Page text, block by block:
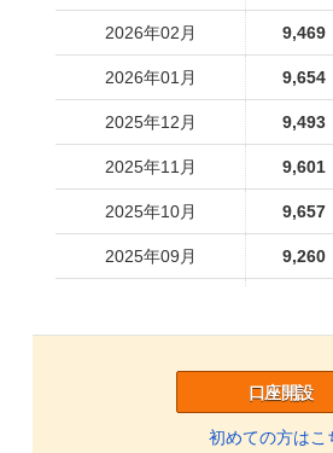
2026年02月 9,469
2026年01月 9,654
2025年12月 9,493
2025年11月 9,601
2025年10月 9,657
2025年09月 9,260
7,997
7,823
口座開設
初めての方はこ